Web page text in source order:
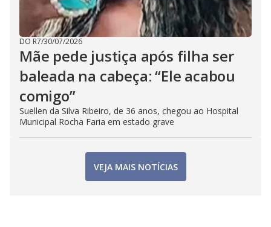
DO R7/30/07/2026
Mãe pede justiça após filha ser
baleada na cabeça: “Ele acabou
comigo”
Suellen da Silva Ribeiro, de 36 anos, chegou ao Hospital
Municipal Rocha Faria em estado grave
VEJA MAIS NOTÍCIAS